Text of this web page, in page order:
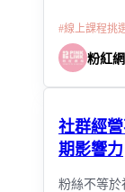
#線上課程挑
粉紅
社群經
期影響力
粉絲不等於